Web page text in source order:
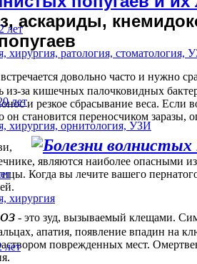
аскариды,
встречается довольно часто и нужно
из-за кишечных палочковидных
и резкое сбрасывание веса. Если
он становится переносчиком заразы,
являются наиболее опасными
Когда вы лечите вашего
- это зуд, вызываемый клещами.
апатия, появление впадин на
поврежденных мест.
лет
хирургия, ратология, стоматология,
лет
хирургия, орнитология, УЗИ
хирургия
лет